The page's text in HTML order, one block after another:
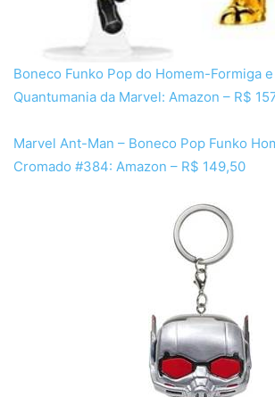
Boneco Funko Pop do Homem-Formiga
Quantumania da Marvel: Amazon – R$
Marvel Ant-Man – Boneco Pop Funko
Cromado #384: Amazon – R$ 149,50